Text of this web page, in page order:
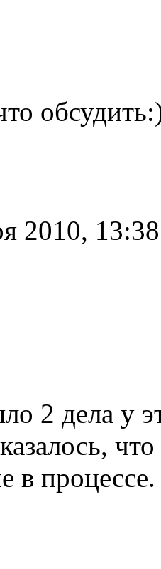
2010, 13:38
2 дела у
в процессе.